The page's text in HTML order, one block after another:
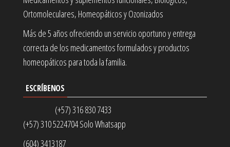
Ortomoleculares, Homeopáticos y Ozonizados
Más de 5 años ofreciendo un servicio oportuno y entrega
correcta de los medicamentos formulados y productos
homeopáticos para toda la familia.
ESCRÍBENOS
(+57) 316 830 7433
(+57) 310 5224704 Solo Whatsapp
(604) 3413187